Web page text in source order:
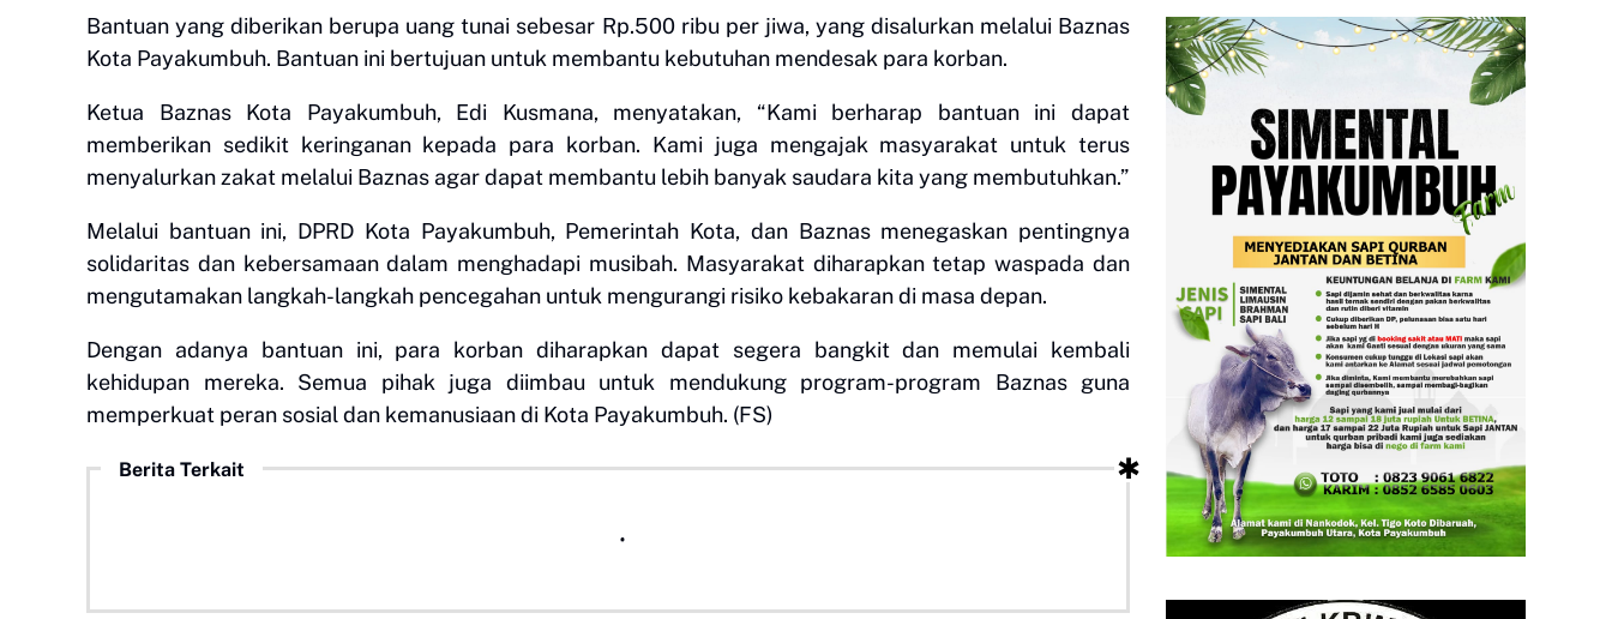
Bantuan yang diberikan berupa uang tunai sebesar Rp.500 ribu per jiwa, yang disalurkan melalui Baznas
Kota Payakumbuh. Bantuan ini bertujuan untuk membantu kebutuhan mendesak para korban.
Ketua Baznas Kota Payakumbuh, Edi Kusmana, menyatakan, “Kami berharap bantuan ini dapat
memberikan sedikit keringanan kepada para korban. Kami juga mengajak masyarakat untuk terus
menyalurkan zakat melalui Baznas agar dapat membantu lebih banyak saudara kita yang membutuhkan.”
Melalui bantuan ini, DPRD Kota Payakumbuh, Pemerintah Kota, dan Baznas menegaskan pentingnya
solidaritas dan kebersamaan dalam menghadapi musibah. Masyarakat diharapkan tetap waspada dan
mengutamakan langkah-langkah pencegahan untuk mengurangi risiko kebakaran di masa depan.
Dengan adanya bantuan ini, para korban diharapkan dapat segera bangkit dan memulai kembali
kehidupan mereka. Semua pihak juga diimbau untuk mendukung program-program Baznas guna
memperkuat peran sosial dan kemanusiaan di Kota Payakumbuh. (FS)
Berita Terkait